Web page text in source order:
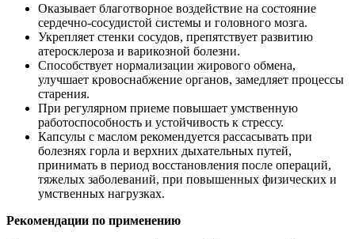
Оказывает благотворное воздействие на состояние
сердечно-сосудистой системы и головного мозга.
Укрепляет стенки сосудов, препятствует развитию
атеросклероза и варикозной болезни.
Способствует нормализации жирового обмена,
улучшает кровоснабжение органов, замедляет процессы
старения.
При регулярном приеме повышает умственную
работоспособность и устойчивость к стрессу.
Капсулы с маслом рекомендуется рассасывать при
болезнях горла и верхних дыхательных путей,
принимать в период восстановления после операций,
тяжелых заболеваний, при повышенных физических и
умственных нагрузках.
Рекомендации по применению